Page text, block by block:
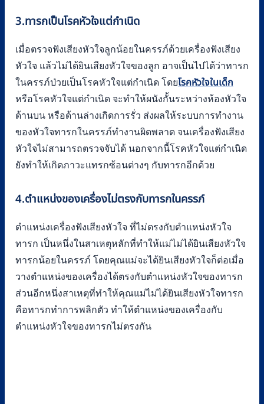
3.ทารกเป็นโรคหัวใจแต่กำเนิด
เมื่อตรวจฟังเสียงหัวใจลูกน้อยในครรภ์ด้วยเครื่องฟังเสียง
หัวใจ แล้วไม่ได้ยินเสียงหัวใจของลูก อาจเป็นไปได้ว่าทารก
ในครรภ์ป่วยเป็นโรคหัวใจแต่กำเนิด โดยโรคหัวใจในเด็ก
หรือโรคหัวใจแต่กำเนิด จะทำให้ผนังกั้นระหว่างห้องหัวใจ
ด้านบน หรือด้านล่างเกิดการรั่ว ส่งผลให้ระบบการทำงาน
ของหัวใจทารกในครรภ์ทำงานผิดพลาด จนเครื่องฟังเสียง
หัวใจไม่สามารถตรวจจับได้ นอกจากนี้โรคหัวใจแต่กำเนิด
ยังทำให้เกิดภาวะแทรกซ้อนต่างๆ กับทารกอีกด้วย
4.ตำแหน่งของเครื่องไม่ตรงกับทารกในครรภ์
ตำแหน่งเครื่องฟังเสียงหัวใจ ที่ไม่ตรงกับตำแหน่งหัวใจ
ทารก เป็นหนึ่งในสาเหตุหลักที่ทำให้แม่ไม่ได้ยินเสียงหัวใจ
ทารกน้อยในครรภ์ โดยคุณแม่จะได้ยินเสียงหัวใจก็ต่อเมื่อ
วางตำแหน่งของเครื่องได้ตรงกับตำแหน่งหัวใจของทารก
ส่วนอีกหนึ่งสาเหตุที่ทำให้คุณแม่ไม่ได้ยินเสียงหัวใจทารก
คือทารกทำการพลิกตัว ทำให้ตำแหน่งของเครื่องกับ
ตำแหน่งหัวใจของทารกไม่ตรงกัน